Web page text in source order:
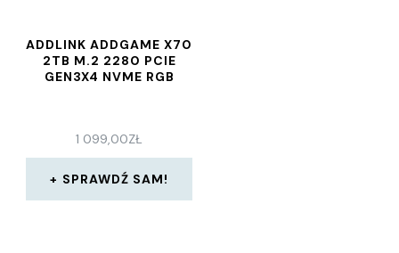
ADDLINK ADDGAME X70
2TB M.2 2280 PCIE
GEN3X4 NVME RGB
1 099,00ZŁ
SPRAWDŹ SAM!